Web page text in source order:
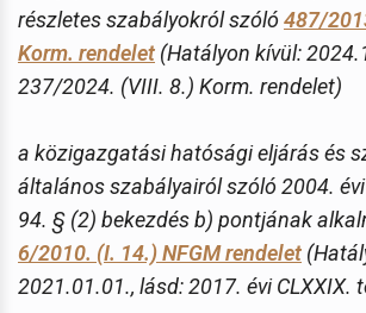
részletes szabályokról szóló487/
Korm. rendelet (Hatályon kívül:
237/2024. (VIII. 8.) Korm. rendelet)
a közigazgatási hatósági eljárás és
általános szabályairól szóló 2004.
94. § (2) bekezdés b) pontjának
6/2010. (I. 14.) NFGM rendelet
2021.01.01., lásd: 2017. évi CLXXIX.